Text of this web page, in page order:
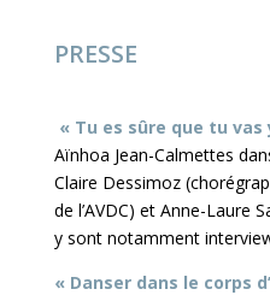
PRESSE
« Tu es sûre que tu vas
Aïnhoa Jean-Calmettes
Claire Dessimoz
de l’AVDC) et Anne-Laure
y sont notamment
« Danser dans le corps